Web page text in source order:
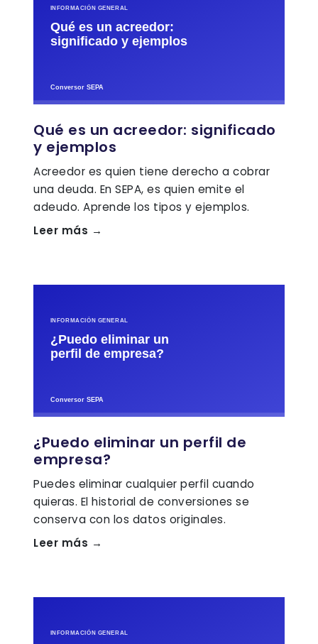
Qué es un acreedor: significado
y ejemplos
Acreedor es quien tiene derecho a cobrar
una deuda. En SEPA, es quien emite el
adeudo. Aprende los tipos y ejemplos.
Leer más →
¿Puedo eliminar un perfil de
empresa?
Puedes eliminar cualquier perfil cuando
quieras. El historial de conversiones se
conserva con los datos originales.
Leer más →